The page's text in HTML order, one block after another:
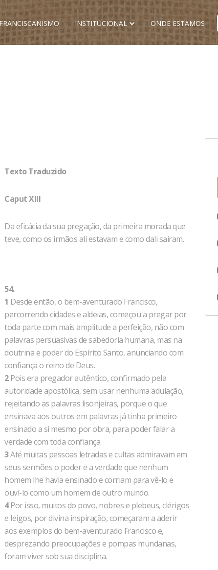
FRANCISCANISMO INSTITUCIONAL ONDE ESTAMOS
Texto Traduzido
Caput XIII
Da eficácia da sua pregação, da primeira morada que
teve, como os irmãos ali estavam e como dali saíram.
54.
1 Desde então, o bem-aventurado Francisco,
percorrendo cidades e aldeias, começou a pregar por
toda parte com mais amplitude a perfeição, não com
palavras persuasivas de sabedoria humana, mas na
doutrina e poder do Espírito Santo, anunciando com
confiança o reino de Deus.
2Pois era pregador autêntico, confirmado pela
autoridade apostólica, sem usar nenhuma adulação,
rejeitando as palavras lisonjeiras, porque o que
ensinava aos outros em palavras já tinha primeiro
ensinado a si mesmo por obra, para poder falar a
verdade com toda confiança.
3Até muitas pessoas letradas e cultas admiravam em
seus sermões o poder e a verdade que nenhum
homem lhe havia ensinado e corriam para vê-lo e
ouví-lo como um homem de outro mundo.
4Por isso, muitos do povo, nobres e plebeus, clérigos
e leigos, por divina inspiração, começaram a aderir
aos exemplos do bem-aventurado Francisco e,
desprezando preocupações e pompas mundanas,
foram viver sob sua disciplina.